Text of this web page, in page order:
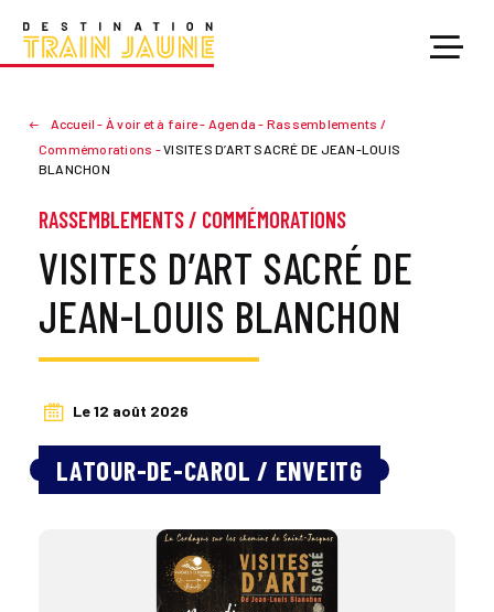
Accueil - À voir et à faire- Agenda - Rassemblements /
Commémorations -VISITES D’ART SACRÉ DE JEAN-LOUIS
BLANCHON
RASSEMBLEMENTS / COMMÉMORATIONS
VISITES D’ART SACRÉ DE
JEAN-LOUIS BLANCHON
Le 12 août 2026
LATOUR-DE-CAROL / ENVEITG